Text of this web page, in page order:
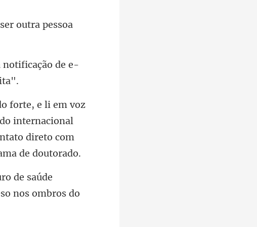
notificação de e-
internacional
de saúde